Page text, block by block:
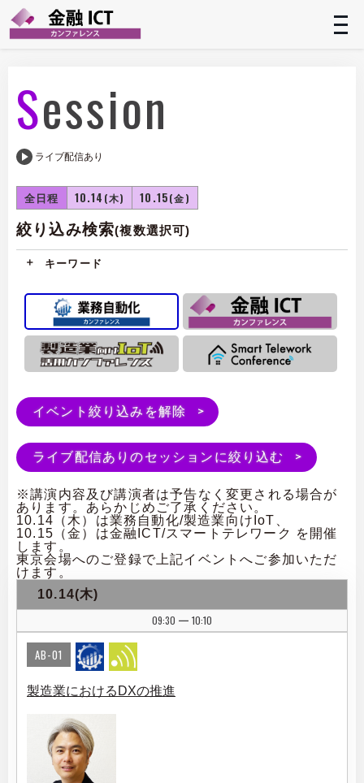
Session
全日程 10.14 (木) 10.15(金)
ライブ配信あり
絞り込み検索(複数選択可)
キーワード
イベント絞り込みを解除
ライブ配信ありのセッションに絞り込む
※講演内容及び講演者は予告なく変更される場合が
あります。あらかじめご了承ください。
10.14（木）は業務自動化/製造業向けIoT、
10.15（金）は金融ICT/スマートテレワーク を開催
します。
東京会場へのご登録で上記イベントへご参加いただ
けます。
10.14(木)
09:30
| 10:10
AB-01
製造業におけるDXの推進